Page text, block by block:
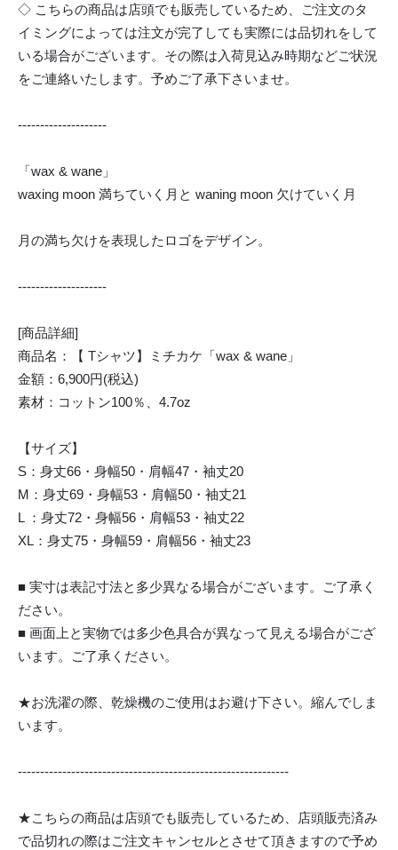
◇ こちらの商品は店頭でも販売しているため、ご注文のタ
イミングによっては注文が完了しても実際には品切れをして
いる場合がございます。その際は入荷見込み時期などご状況
をご連絡いたします。予めご了承下さいませ。
--------------------
「wax & wane」
waxing moon 満ちていく月と waning moon 欠けていく月
月の満ち欠けを表現したロゴをデザイン。
--------------------
[商品詳細]
商品名：【 Tシャツ】ミチカケ「wax & wane」
金額：6,900円(税込)
素材：コットン100％、4.7oz
【サイズ】
S：身丈66・身幅50・肩幅47・袖丈20
M：身丈69・身幅53・肩幅50・袖丈21
L ：身丈72・身幅56・肩幅53・袖丈22
XL：身丈75・身幅59・肩幅56・袖丈23
■ 実寸は表記寸法と多少異なる場合がございます。ご了承く
ださい。
■ 画面上と実物では多少色具合が異なって見える場合がござ
います。ご了承ください。
★お洗濯の際、乾燥機のご使用はお避け下さい。縮んでしま
います。
-------------------------------------------------------------
★こちらの商品は店頭でも販売しているため、店頭販売済み
で品切れの際はご注文キャンセルとさせて頂きますので予め